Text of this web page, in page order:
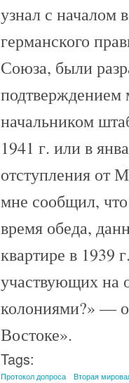
узнал с началом
германского
Союза, были
подтверждением
начальником
1941 г. или в
отступления от
мне сообщил,
время обеда,
квартире в 1939
участвующих на
колониями?» —
Востоке».
Tags:
Протокол допроса Вторая